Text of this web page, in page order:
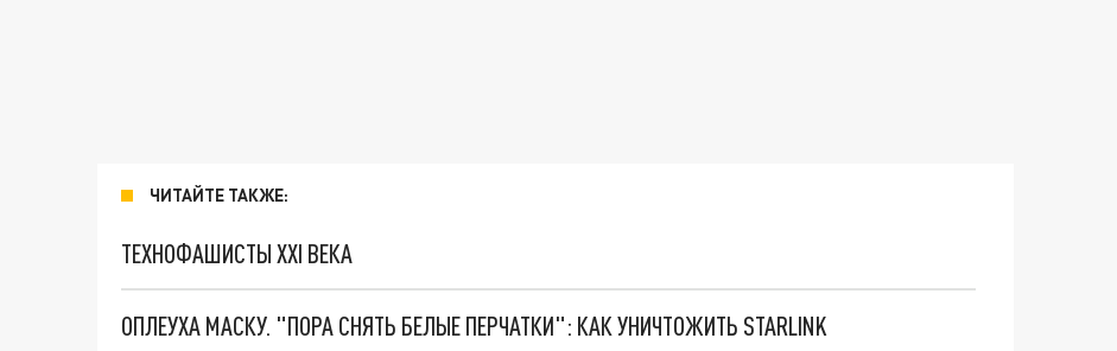
ЧИТАЙТЕ ТАКЖЕ:
ТЕХНОФАШИСТЫ XXI ВЕКА
ОПЛЕУХА МАСКУ. "ПОРА СНЯТЬ БЕЛЫЕ ПЕРЧАТКИ": КАК УНИЧТОЖИТЬ STARLINK